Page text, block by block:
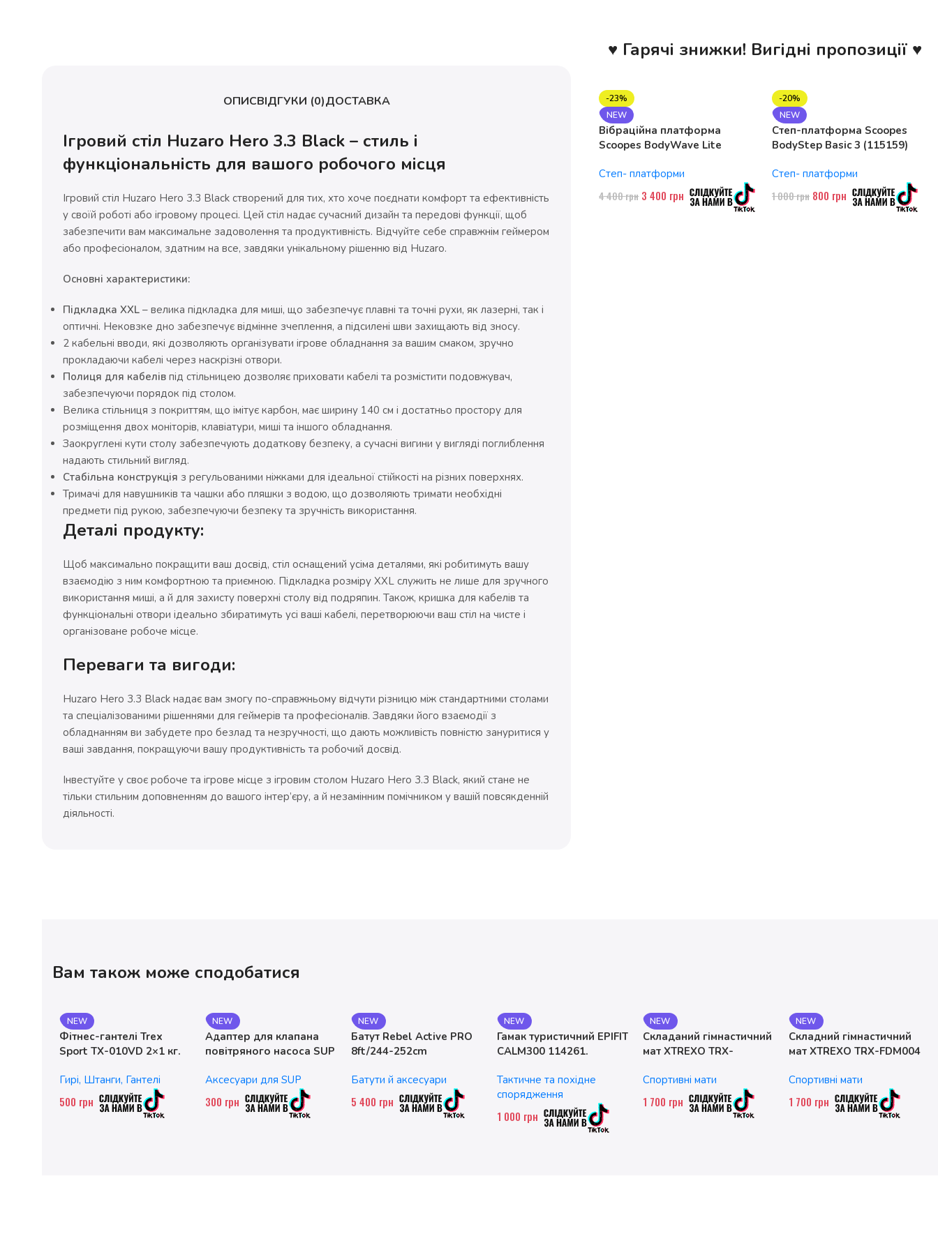
ОПИСВІДГУКИ (0)ДОСТАВКА
Ігровий стіл Huzaro Hero 3.3 Black – стиль і
функціональність для вашого робочого місця
Ігровий стіл Huzaro Hero 3.3 Black створений для тих, хто хоче поєднати комфорт та ефективність
у своїй роботі або ігровому процесі. Цей стіл надає сучасний дизайн та передові функції, щоб
забезпечити вам максимальне задоволення та продуктивність. Відчуйте себе справжнім геймером
або професіоналом, здатним на все, завдяки унікальному рішенню від Huzaro.
Основні характеристики:
Підкладка XXL – велика підкладка для миші, що забезпечує плавні та точні рухи, як лазерні, так і
оптичні. Нековзке дно забезпечує відмінне зчеплення, а підсилені шви захищають від зносу.
2 кабельні вводи, які дозволяють організувати ігрове обладнання за вашим смаком, зручно
прокладаючи кабелі через наскрізні отвори.
Полиця для кабелів під стільницею дозволяє приховати кабелі та розмістити подовжувач,
забезпечуючи порядок під столом.
Велика стільниця з покриттям, що імітує карбон, має ширину 140 см і достатньо простору для
розміщення двох моніторів, клавіатури, миші та іншого обладнання.
Заокруглені кути столу забезпечують додаткову безпеку, а сучасні вигини у вигляді поглиблення
надають стильний вигляд.
Стабільна конструкція з регульованими ніжками для ідеальної стійкості на різних поверхнях.
Тримачі для навушників та чашки або пляшки з водою, що дозволяють тримати необхідні
предмети під рукою, забезпечуючи безпеку та зручність використання.
Деталі продукту:
Щоб максимально покращити ваш досвід, стіл оснащений усіма деталями, які робитимуть вашу
взаємодію з ним комфортною та приємною. Підкладка розміру XXL служить не лише для зручного
використання миші, а й для захисту поверхні столу від подряпин. Також, кришка для кабелів та
функціональні отвори ідеально збиратимуть усі ваші кабелі, перетворюючи ваш стіл на чисте і
організоване робоче місце.
Переваги та вигоди:
Huzaro Hero 3.3 Black надає вам змогу по-справжньому відчути різницю між стандартними столами
та спеціалізованими рішеннями для геймерів та професіоналів. Завдяки його взаємодії з
обладнанням ви забудете про безлад та незручності, що дають можливість повністю зануритися у
ваші завдання, покращуючи вашу продуктивність та робочий досвід.
Інвестуйте у своє робоче та ігрове місце з ігровим столом Huzaro Hero 3.3 Black, який стане не
тільки стильним доповненням до вашого інтер’єру, а й незамінним помічником у вашій повсякденній
діяльності.
♥ Гарячі знижки! Вигідні пропозиції ♥
-23%
NEW
Вібраційна платформа
Scoopes BodyWave Lite
Степ- платформи
4 400грн 3 400 грн
-20%
NEW
Степ-платформа Scoopes
BodyStep Basic 3 (115159)
рівні
Степ- платформи
1 000грн 800 грн
Вам також може сподобатися
NEW
Фітнес-гантелі Trex
Sport TX-010VD 2×1 кг.
Гирі, Штанги, Гантелі
500 грн
NEW
Адаптер для клапана
повітряного насоса SUP
Аксесуари для SUP
300 грн
NEW
Батут Rebel Active PRO
8ft/244-252cm
Батути й аксесуари
5 400 грн
NEW
Гамак туристичний EPIFIT
CALM300 114261.
Тактичне та похідне
спорядження
1 000 грн
NEW
Складаний гімнастичний
мат XTREXO TRX-
Спортивні мати
1 700 грн
NEW
Складний гімнастичний
мат XTREXO TRX-FDM004
Спортивні мати
1 700 грн